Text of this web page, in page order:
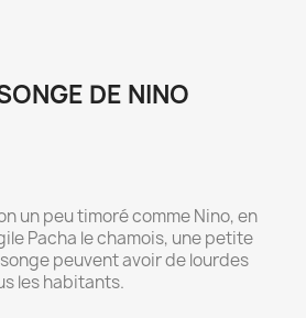
DE NINO
un peu timoré comme Nino, en
Pacha le chamois, une petite
peuvent avoir de lourdes
les habitants.